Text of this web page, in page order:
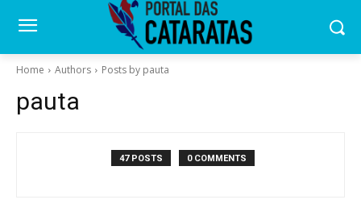
Home Authors Posts by pauta
pauta
47 POSTS 0 COMMENTS